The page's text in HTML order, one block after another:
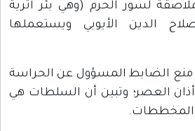
لسور الحرم (وهي بئر أثرية
الدين الأيوبي ويستعملها
21/10/1968م منع الضابط المسؤول عن الحراسة
العصر؛ وتبين أن السلطات هي
المخططات.